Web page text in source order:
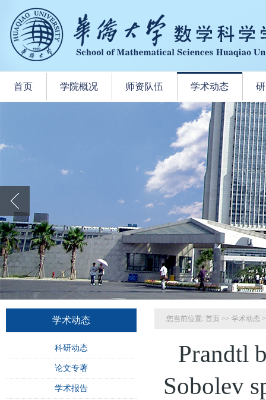
首页 学院概况 师资队伍 学术动态
学术动态
科研动态
论文专著
学术报告
您当前位置: 首页 >> 学术动态
Prandtl
Sobolev